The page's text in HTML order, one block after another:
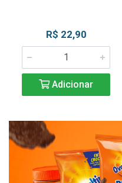
R$ 22,90
Adicionar